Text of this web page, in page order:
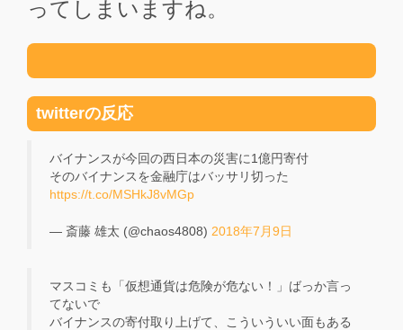
ってしまいますね。
twitterの反応
バイナンスが今回の西日本の災害に1億円寄付
そのバイナンスを金融庁はバッサリ切った
https://t.co/MSHkJ8vMGp
— 斎藤 雄太 (@chaos4808) 2018年7月9日
マスコミも「仮想通貨は危険が危ない！」ばっか言っ
てないで
バイナンスの寄付取り上げて、こういういい面もある